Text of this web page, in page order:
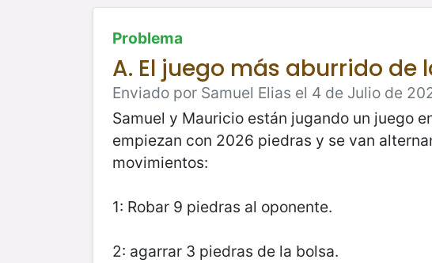
Problema
A. El juego más aburrido de
Enviado por Samuel Elias el 4 de Julio de
Samuel y Mauricio están jugando un juego
empiezan con 2026 piedras y se van
movimientos:
1: Robar 9 piedras al oponente.
2: agarrar 3 piedras de la bolsa.